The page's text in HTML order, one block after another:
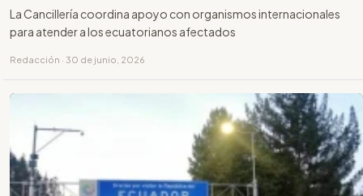
La Cancillería coordina apoyo con organismos internacionales
para atender a los ecuatorianos afectados
Redacción · 30 de junio, 2026